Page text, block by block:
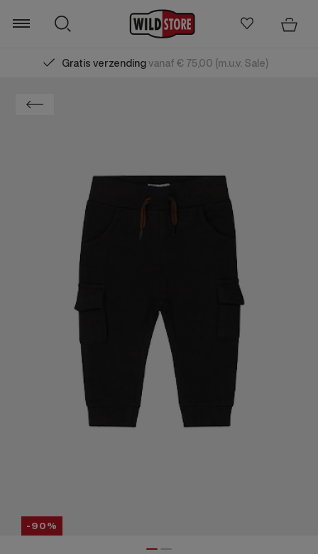
Gratis verzendingvanaf € 75,00 (m.u.v. Sale)
Zoeken
-90%